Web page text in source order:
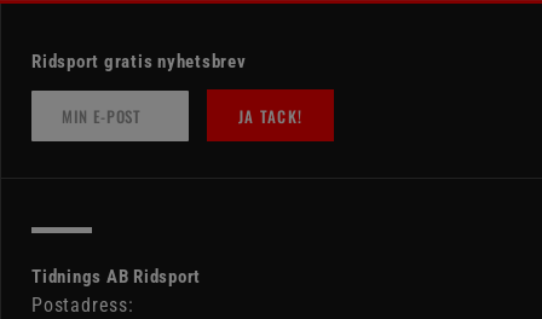
Ridsport gratis nyhetsbrev
JA TACK!
Tidnings AB Ridsport
Postadress: